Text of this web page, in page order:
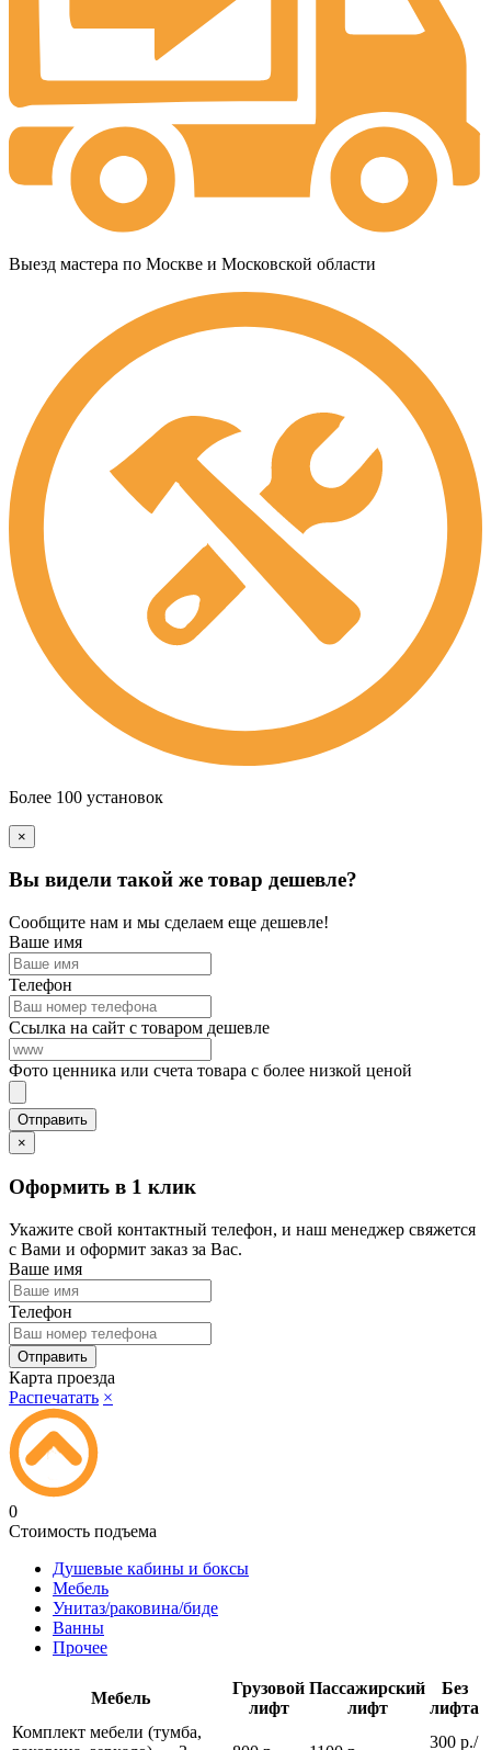
Выезд мастера по Москве и Московской области
Более 100 установок
×
Вы видели такой же товар дешевле?
Сообщите нам и мы сделаем еще дешевле!
Ваше имя
Телефон
Ссылка на сайт с товаром дешевле
Фото ценника или счета товара с более низкой ценой
×
Оформить в 1 клик
Укажите свой контактный телефон, и наш менеджер свяжется
с Вами и оформит заказ за Вас.
Ваше имя
Телефон
Карта проезда
Распечатать ×
0
Стоимость подъема
Душевые кабины и боксы
Мебель
Унитаз/раковина/биде
Ванны
Прочее
Мебель
Грузовой
лифт
Пассажирский
лифт
Без
лифта
Комплект мебели (тумба,
300 р./